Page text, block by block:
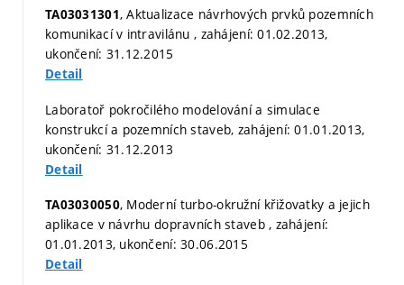
TA03031301, Aktualizace návrhových prvků pozemních
komunikací v intravilánu , zahájení: 01.02.2013,
ukončení: 31.12.2015
Detail
Laboratoř pokročilého modelování a simulace
konstrukcí a pozemních staveb, zahájení: 01.01.2013,
ukončení: 31.12.2013
Detail
TA03030050, Moderní turbo-okružní křižovatky a jejich
aplikace v návrhu dopravních staveb , zahájení:
01.01.2013, ukončení: 30.06.2015
Detail